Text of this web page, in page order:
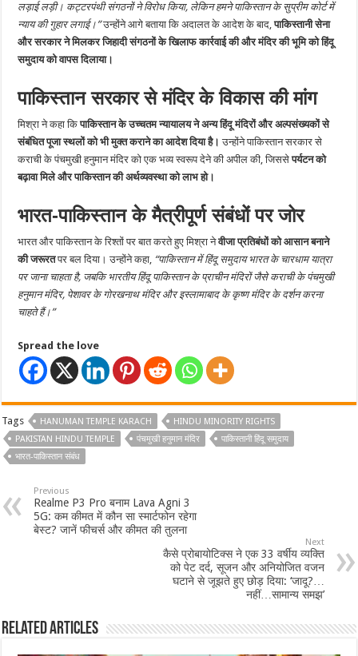
लड़ाई लड़ी। कट्टरपंथी संगठनों ने विरोध किया, लेकिन हमने पाकिस्तान के सुप्रीम कोर्ट में
न्याय की गुहार लगाई।”उन्होंने आगे बताया कि अदालत के आदेश के बाद,पाकिस्तानी सेना
और सरकार ने मिलकर जिहादी संगठनों के खिलाफ कार्रवाई की और मंदिर की भूमि को हिंदू
समुदाय को वापस दिलाया।
पाकिस्तान सरकार से मंदिर के विकास की मांग
मिश्रा ने कहा किपाकिस्तान के उच्चतम न्यायालय ने अन्य हिंदू मंदिरों और अल्पसंख्यकों से
संबंधित पूजा स्थलों को भी मुक्त कराने का आदेश दिया है। उन्होंने पाकिस्तान सरकार से
कराची के पंचमुखी हनुमान मंदिर को एक भव्य स्वरूप देने की अपील की, जिससेपर्यटन को
बढ़ावा मिले और पाकिस्तान की अर्थव्यवस्था को लाभ हो।
भारत-पाकिस्तान के मैत्रीपूर्ण संबंधों पर जोर
भारत और पाकिस्तान के रिश्तों पर बात करते हुए मिश्रा नेवीजा प्रतिबंधों को आसान बनाने
की जरूरतपर बल दिया। उन्होंने कहा, “पाकिस्तान में हिंदू समुदाय भारत के चारधाम यात्रा
पर जाना चाहता है, जबकि भारतीय हिंदू पाकिस्तान के प्राचीन मंदिरों जैसे कराची के पंचमुखी
हनुमान मंदिर, पेशावर के गोरखनाथ मंदिर और इस्लामाबाद के कृष्ण मंदिर के दर्शन करना
चाहते हैं।”
Spread the love
Tags HANUMAN TEMPLE KARACH
HINDU MINORITY RIGHTS
PAKISTAN HINDU TEMPLE
पंचमुखी हनुमान मंदिर
पाकिस्तानी हिंदू समुदाय
भारत-पाकिस्तान संबंध
Previous
Realme P3 Pro बनाम Lava Agni 3
5G: कम कीमत में कौन सा स्मार्टफोन रहेगा
बेस्ट? जानें फीचर्स और कीमत की तुलना
Next
कैसे प्रोबायोटिक्स ने एक 33 वर्षीय व्यक्ति
को पेट दर्द, सूजन और अनियोजित वजन
घटाने से जूझते हुए छोड़ दिया: ‘जादू?…
नहीं…सामान्य समझ’
Related Articles